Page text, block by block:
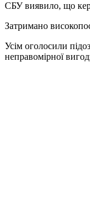
СБУ виявило, що
Затримано
Усім оголосили
неправомірної